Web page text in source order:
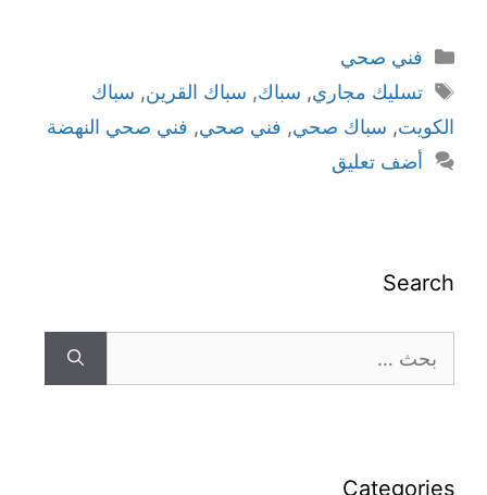
فني صحي
تسليك مجاري, سباك, سباك القرين, سباك
الكويت, سباك صحي, فني صحي, فني صحي النهضة
أضف تعليق
Search
Categories